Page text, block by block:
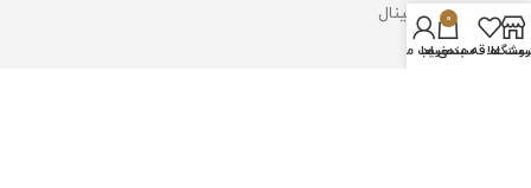
به بالا
اورجینال
علاقه مندی ها
0
سبد خرید
حساب من